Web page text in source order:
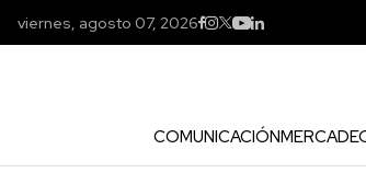
viernes, agosto 07, 2026
COMUNICACIÓN